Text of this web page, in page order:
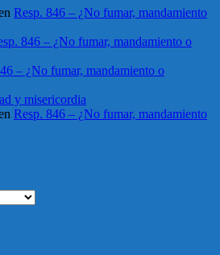
Resp. 846 – ¿No fumar, mandamiento
846 – ¿No fumar, mandamiento o
– ¿No fumar, mandamiento o
y misericordia
Resp. 846 – ¿No fumar, mandamiento